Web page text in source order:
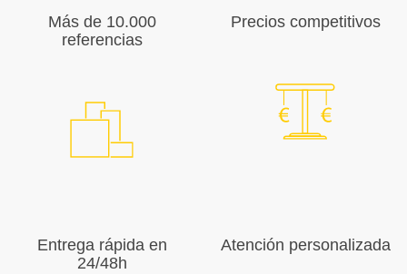
Más de 10.000
referencias
Precios competitivos
Entrega rápida en
24/48h
Atención personalizada